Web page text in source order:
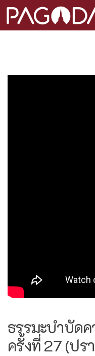
ธรรมะบำบัด
ครั้งที่ 27 (ปร